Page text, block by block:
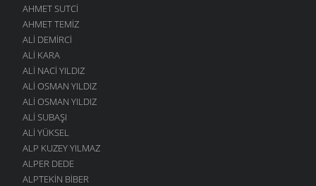
AHMET SUTCI
AHMET TEMIZ
ALI DEMIRCI
ALI KARA
ALI NACI YILDIZ
ALI OSMAN YILDIZ
ALI OSMAN YILDIZ
ALI SUBAŞI
ALI YÜKSEL
ALP KUZEY YILMAZ
ALPER DEDE
ALPTEKIN BIBER